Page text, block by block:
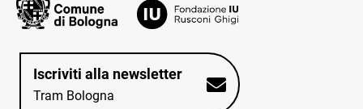
Iscriviti alla newsletter
Tram Bologna